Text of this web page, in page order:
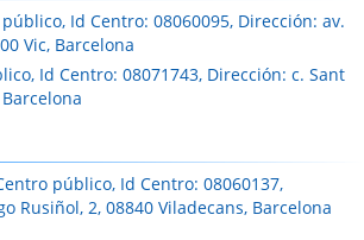
Id Centro: 08060095, Dirección: av.
Vic, Barcelona
Id Centro: 08071743, Dirección: c. Sant
Barcelona
público, Id Centro: 08060137,
Rusiñol, 2, 08840 Viladecans, Barcelona